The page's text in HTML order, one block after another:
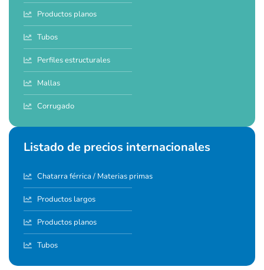
Productos planos
Tubos
Perfiles estructurales
Mallas
Corrugado
Listado de precios internacionales
Chatarra férrica / Materias primas
Productos largos
Productos planos
Tubos